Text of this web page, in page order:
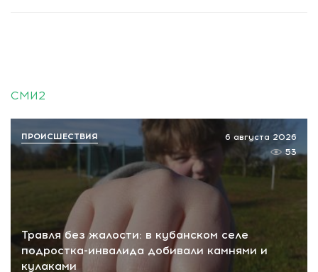
СМИ2
Травля без жалости: в кубанском селе
подростка-инвалида добивали камнями и
кулаками
6 августа 2026
53
ПРОИСШЕСТВИЯ